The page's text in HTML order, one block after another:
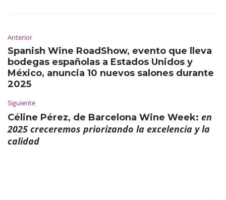
Anterior
Spanish Wine RoadShow, evento que lleva
bodegas españolas a Estados Unidos y
México, anuncia 10 nuevos salones durante
2025
Siguiente
Céline Pérez, de Barcelona Wine Week: en
2025 creceremos priorizando la excelencia y la
calidad